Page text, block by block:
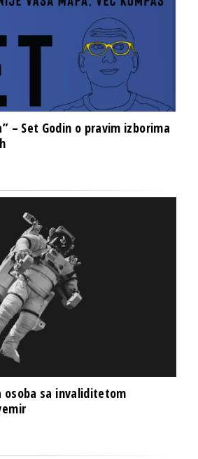
– Set Godin o pravim izborima
sa invaliditetom